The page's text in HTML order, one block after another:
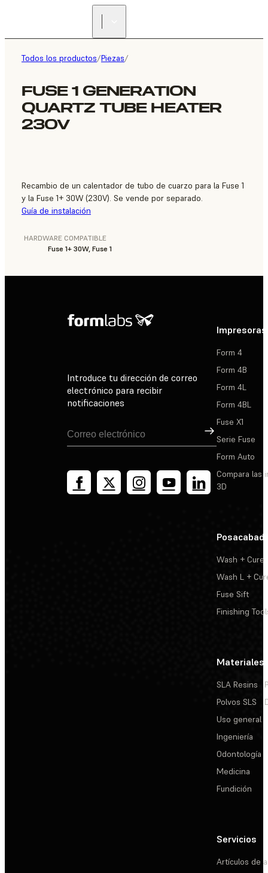
Todos los productos/Piezas/
FUSE 1 GENERATION
QUARTZ TUBE HEATER
230V
Recambio de un calentador de tubo de cuarzo para la Fuse 1
y la Fuse 1+ 30W (230V). Se vende por separado.
Guía de instalación
HARDWARE COMPATIBLE
Fuse 1+ 30W, Fuse 1
Introduce tu dirección de correo
electrónico para recibir
notificaciones
Suscribirse
Impresoras
Form 4
Form 4B
Form 4L
Form 4BL
Fuse X1
Serie Fuse
Form Auto
Compara las
3D
Wash + Cure
Wash L +
Fuse Sift
Finishing
Materiales
SLA Resins
Polvos SLS
Uso general
Ingeniería
Odontología
Medicina
Fundición
Servicios
Artículos de